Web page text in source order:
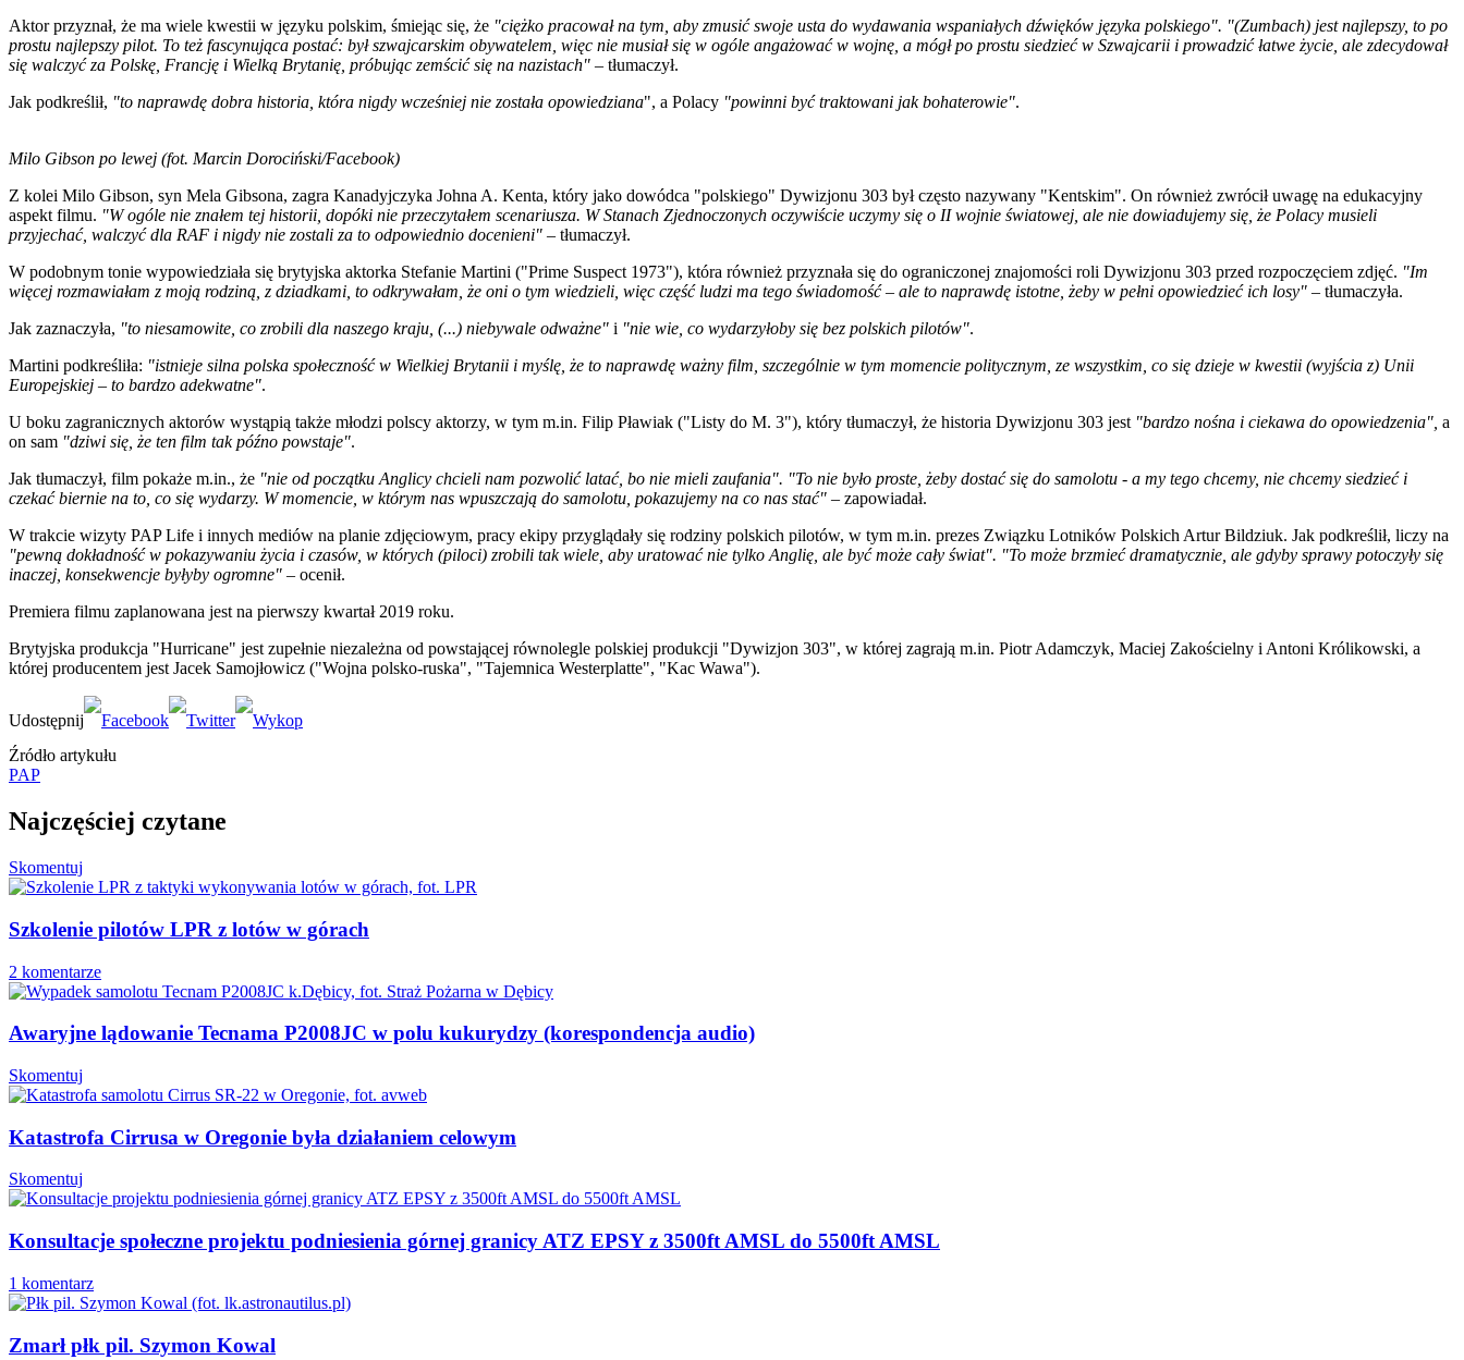
Aktor przyznał, że ma wiele kwestii w języku polskim, śmiejąc się, że "ciężko pracował na tym, aby zmusić swoje usta do wydawania wspaniałych dźwięków języka polskiego". "(Zumbach) jest najlepszy, to po
prostu najlepszy pilot. To też fascynująca postać: był szwajcarskim obywatelem, więc nie musiał się w ogóle angażować w wojnę, a mógł po prostu siedzieć w Szwajcarii i prowadzić łatwe życie, ale zdecydował
się walczyć za Polskę, Francję i Wielką Brytanię, próbując zemścić się na nazistach" – tłumaczył.
Jak podkreślił, "to naprawdę dobra historia, która nigdy wcześniej nie została opowiedziana", a Polacy "powinni być traktowani jak bohaterowie".
Milo Gibson po lewej (fot. Marcin Dorociński/Facebook)
Z kolei Milo Gibson, syn Mela Gibsona, zagra Kanadyjczyka Johna A. Kenta, który jako dowódca "polskiego" Dywizjonu 303 był często nazywany "Kentskim". On również zwrócił uwagę na edukacyjny
aspekt filmu. "W ogóle nie znałem tej historii, dopóki nie przeczytałem scenariusza. W Stanach Zjednoczonych oczywiście uczymy się o II wojnie światowej, ale nie dowiadujemy się, że Polacy musieli
przyjechać, walczyć dla RAF i nigdy nie zostali za to odpowiednio docenieni" – tłumaczył.
W podobnym tonie wypowiedziała się brytyjska aktorka Stefanie Martini ("Prime Suspect 1973"), która również przyznała się do ograniczonej znajomości roli Dywizjonu 303 przed rozpoczęciem zdjęć. "Im
więcej rozmawiałam z moją rodziną, z dziadkami, to odkrywałam, że oni o tym wiedzieli, więc część ludzi ma tego świadomość – ale to naprawdę istotne, żeby w pełni opowiedzieć ich losy" – tłumaczyła.
Jak zaznaczyła, "to niesamowite, co zrobili dla naszego kraju, (...) niebywale odważne" i "nie wie, co wydarzyłoby się bez polskich pilotów".
Martini podkreśliła: "istnieje silna polska społeczność w Wielkiej Brytanii i myślę, że to naprawdę ważny film, szczególnie w tym momencie politycznym, ze wszystkim, co się dzieje w kwestii (wyjścia z) Unii
Europejskiej – to bardzo adekwatne".
U boku zagranicznych aktorów wystąpią także młodzi polscy aktorzy, w tym m.in. Filip Pławiak ("Listy do M. 3"), który tłumaczył, że historia Dywizjonu 303 jest "bardzo nośna i ciekawa do opowiedzenia", a
on sam "dziwi się, że ten film tak późno powstaje".
Jak tłumaczył, film pokaże m.in., że "nie od początku Anglicy chcieli nam pozwolić latać, bo nie mieli zaufania". "To nie było proste, żeby dostać się do samolotu - a my tego chcemy, nie chcemy siedzieć i
czekać biernie na to, co się wydarzy. W momencie, w którym nas wpuszczają do samolotu, pokazujemy na co nas stać" – zapowiadał.
W trakcie wizyty PAP Life i innych mediów na planie zdjęciowym, pracy ekipy przyglądały się rodziny polskich pilotów, w tym m.in. prezes Związku Lotników Polskich Artur Bildziuk. Jak podkreślił, liczy na
"pewną dokładność w pokazywaniu życia i czasów, w których (piloci) zrobili tak wiele, aby uratować nie tylko Anglię, ale być może cały świat". "To może brzmieć dramatycznie, ale gdyby sprawy potoczyły się
inaczej, konsekwencje byłyby ogromne" – ocenił.
Premiera filmu zaplanowana jest na pierwszy kwartał 2019 roku.
Brytyjska produkcja "Hurricane" jest zupełnie niezależna od powstającej równolegle polskiej produkcji "Dywizjon 303", w której zagrają m.in. Piotr Adamczyk, Maciej Zakościelny i Antoni Królikowski, a
której producentem jest Jacek Samojłowicz ("Wojna polsko-ruska", "Tajemnica Westerplatte", "Kac Wawa").
Źródło artykułu
PAP
Najczęściej czytane
Skomentuj
Szkolenie pilotów LPR z lotów w górach
2 komentarze
Awaryjne lądowanie Tecnama P2008JC w polu kukurydzy (korespondencja audio)
Skomentuj
Katastrofa Cirrusa w Oregonie była działaniem celowym
Skomentuj
Konsultacje społeczne projektu podniesienia górnej granicy ATZ EPSY z 3500ft AMSL do 5500ft AMSL
1 komentarz
Zmarł płk pil. Szymon Kowal